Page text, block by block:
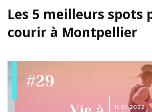
Les 5 meilleurs spots
courir à Montpellier